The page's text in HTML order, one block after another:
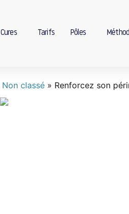
Cures Tarifs Pôles
Non classé » Renforcez son